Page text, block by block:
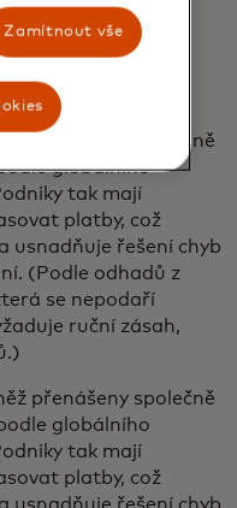
zlepšuje
podniků a
jasnější přehled o
přenášeny společně
globálního
tak mají
platby, což
usnadňuje řešení chyb
(Podle odhadů z
se nepodaří
ruční zásah,
přenášeny společně
globálního
tak mají
platby, což
usnadňuje řešení chyb
Zamítnout vše